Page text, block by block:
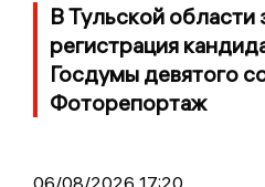
В Тульской области
регистрация
Госдумы девятого
Фоторепортаж
06/08/2026 17:20